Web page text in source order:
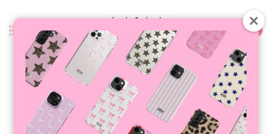
0
Zurück
SWEET STARS - MIM OV
AUFKLEBER